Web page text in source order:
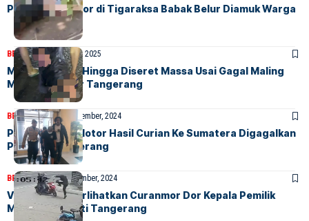
Pelaku Curanmor di Tigaraksa Babak Belur Diamuk Warga
BERITAHOME 8 Maret, 2025
Maling Diamuk Hingga Diseret Massa Usai Gagal Maling
Motor di Solear Tangerang
BERITAHOME27 September, 2024
Pengiriman 4 Motor Hasil Curian Ke Sumatera Digagalkan
Polresta Tangerang
BERITAHOME8 September, 2024
Video CCTV Perlihatkan Curanmor Dor Kepala Pemilik
Motor di Jayanti Tangerang